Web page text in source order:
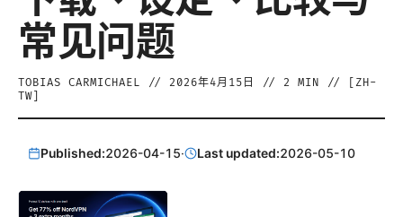
常见问题
TOBIAS CARMICHAEL // 2026年4月15日 // 2 MIN // [ ZH-
TW
Published:2026-04-15· Last updated:2026-05-10